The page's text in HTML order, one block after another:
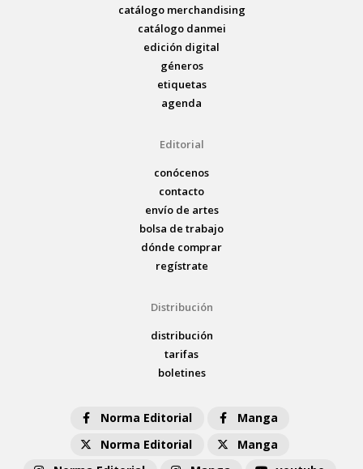
catálogo merchandising
catálogo danmei
edición digital
géneros
etiquetas
agenda
Editorial
conócenos
contacto
envío de artes
bolsa de trabajo
dónde comprar
regístrate
Distribución
distribución
tarifas
boletines
Norma Editorial
Manga
Norma Editorial
Manga